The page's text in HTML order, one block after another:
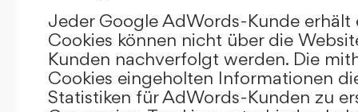
Jeder Google AdWords-Kunde erhält
Cookies können nicht über die
Kunden nachverfolgt werden. Die
Cookies eingeholten Informationen
Statistiken für AdWords-Kunden zu